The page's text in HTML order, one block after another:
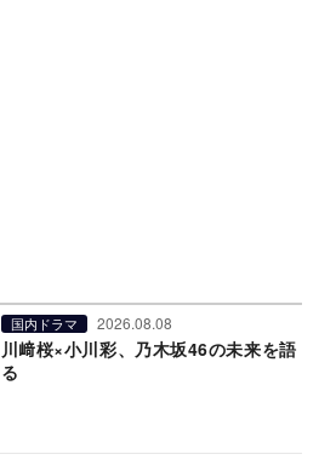
国内ドラマ 2026.08.08
川﨑桜×小川彩、乃木坂46の未来を語
る